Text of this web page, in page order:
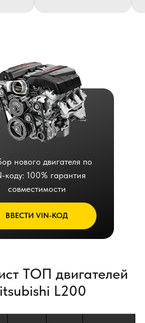
ВВЕСТИ VIN-КОД
нового двигателя по
коду: 100% гарантия
совместимости
ТОП двигателей
L200